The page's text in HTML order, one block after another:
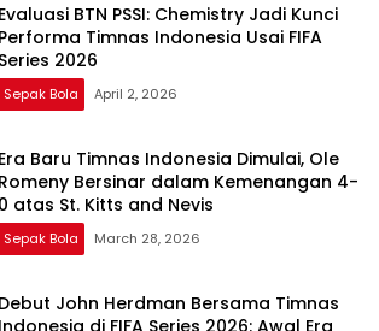
Evaluasi BTN PSSI: Chemistry Jadi Kunci
Performa Timnas Indonesia Usai FIFA
Series 2026
Sepak Bola April 2, 2026
Era Baru Timnas Indonesia Dimulai, Ole
Romeny Bersinar dalam Kemenangan 4-
0 atas St. Kitts and Nevis
Sepak Bola March 28, 2026
Debut John Herdman Bersama Timnas
Indonesia di FIFA Series 2026: Awal Era